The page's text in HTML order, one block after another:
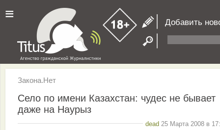
≡ Добавить
Закона.Нет
Село по имени Казахстан: чудес не бывает
даже на Наурыз
dead 25 Марта 2008 в